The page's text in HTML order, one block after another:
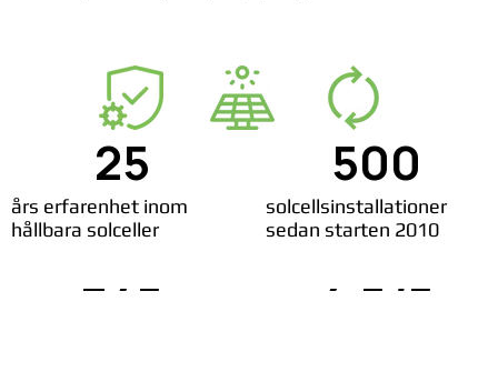
25
års erfarenhet inom
hållbara solceller
345
500
solcellsinstallationer
sedan starten 2010
4,5/5